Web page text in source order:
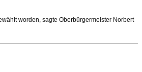
worden, sagte Oberbürgermeister Norbert